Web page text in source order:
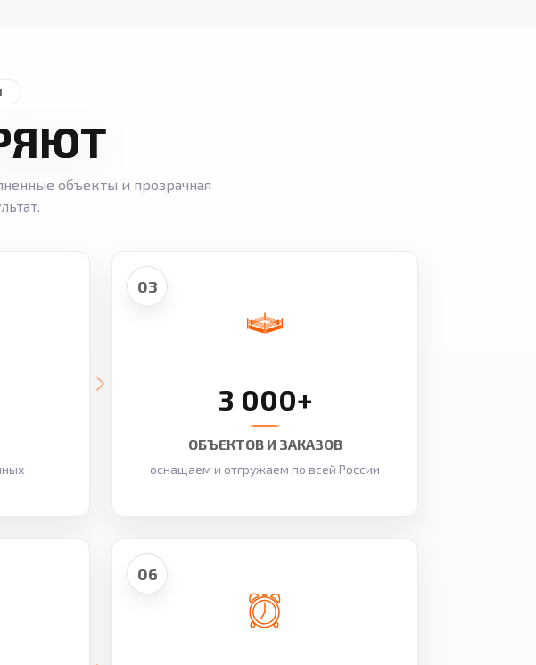
объекты и прозрачная
03
3 000+
ОБЪЕКТОВ И ЗАКАЗОВ
оснащаем и отгружаем по всей России
06